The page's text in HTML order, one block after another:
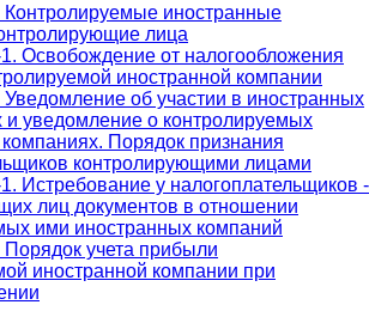
Контролируемые иностранные
лица
Освобождение от налогообложения
иностранной компании
Уведомление об участии в иностранных
и уведомление о контролируемых
Порядок признания
контролирующими лицами
Истребование у налогоплательщиков -
лиц документов в отношении
ими иностранных компаний
Порядок учета прибыли
иностранной компании при